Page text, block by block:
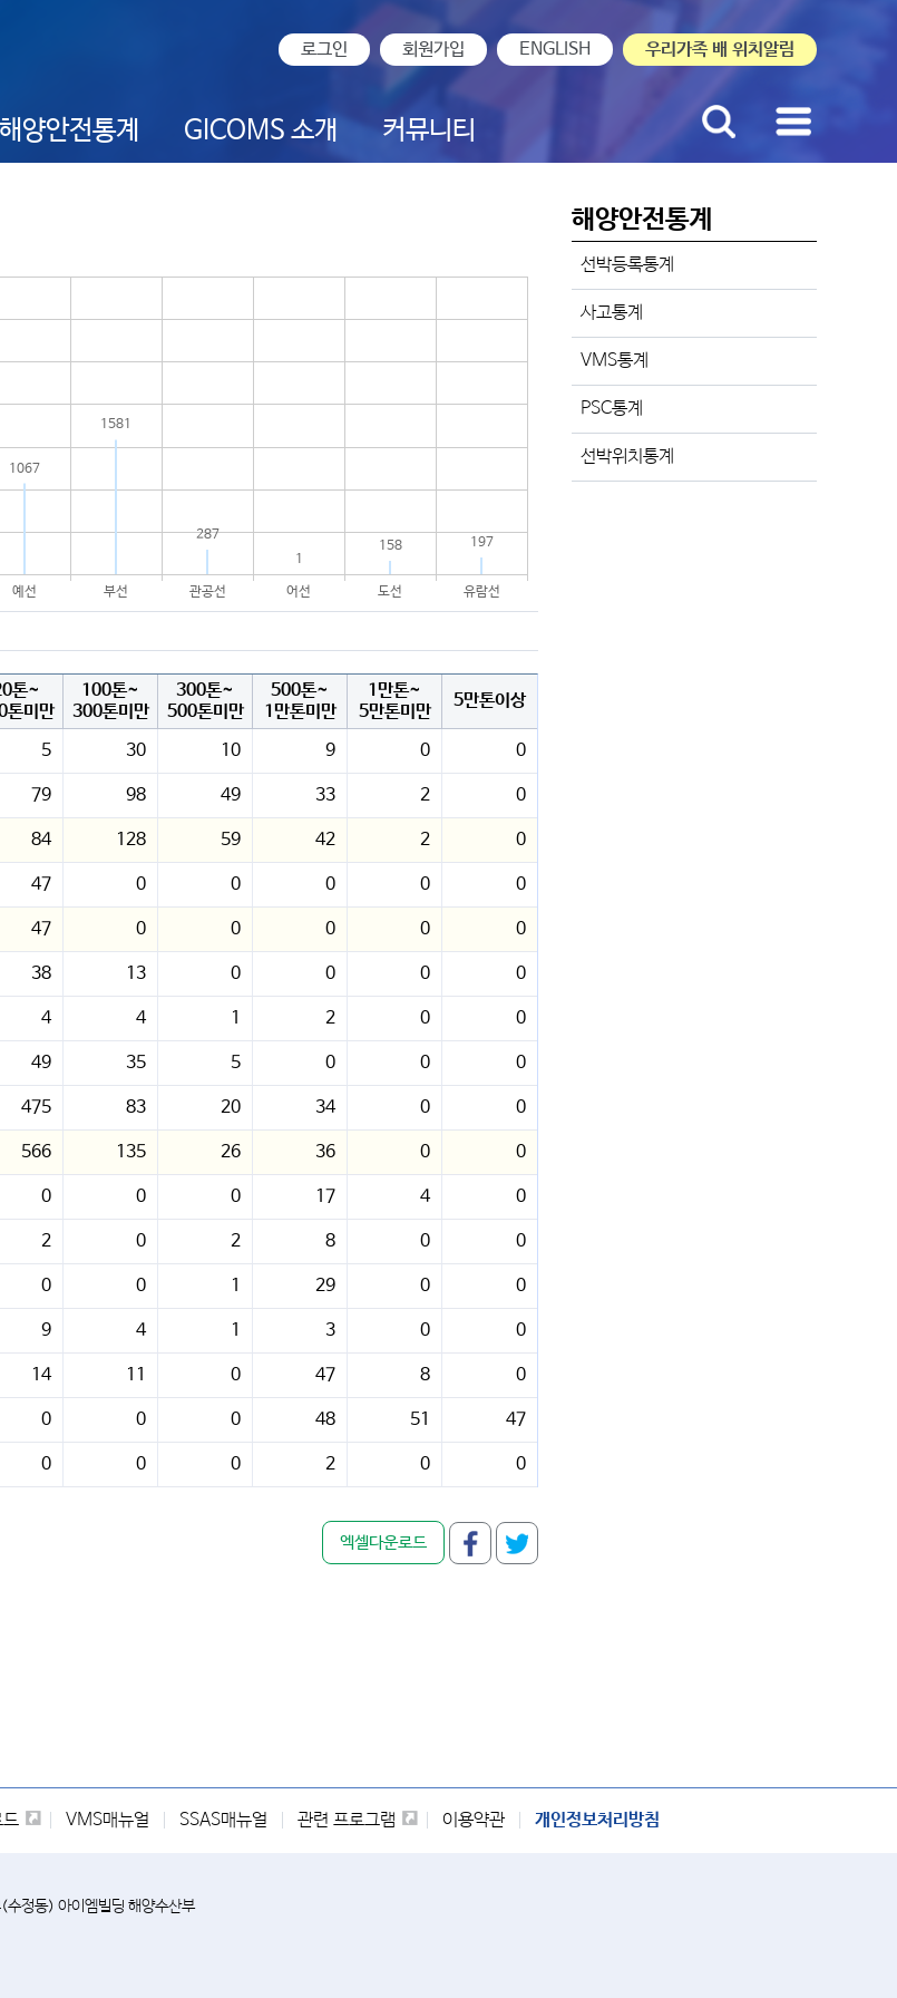
로그인 회원가입 ENGLISH 우리가족 배 위치알림
해양안전통계 GICOMS 소개 커뮤니티
예선 부선 관공선 어선 도선 유람선
197
158
1
287
1581
1067
톤~
톤미만
100톤~
300톤미만
300톤~
500톤미만
500톤~
1만톤미만
1만톤~
5만톤미만
5만톤이상
5 30 10 9 0 0
79 98 49 33 2 0
84 128 59 42 2 0
47 0 0 0 0 0
47 0 0 0 0 0
38 13 0 0 0 0
4 4 1 2 0 0
49 35 5 0 0 0
475 83 20 34 0 0
566 135 26 36 0 0
0 0 0 17 4 0
2 0 2 8 0 0
0 0 1 29 0 0
9 4 1 3 0 0
14 11 0 47 8 0
0 0 0 48 51 47
0 0 0 2 0 0
21 36
26 2 6 96 67
0 0
엑셀다운로드
해양안전통계
선박등록통계
사고통계
VMS통계
PSC통계
선박위치통계
VMS매뉴얼 SSAS매뉴얼 관련 프로그램 이용약관 개인정보처리방침
정동) 아이엠빌딩 해양수산부